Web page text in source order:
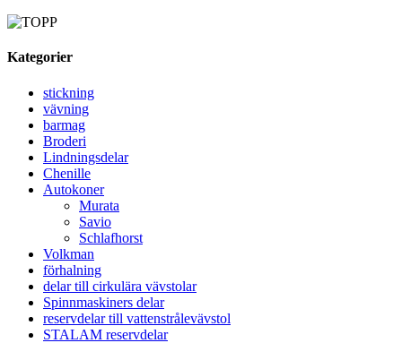
Kategorier
stickning
vävning
barmag
Broderi
Lindningsdelar
Chenille
Autokoner
Murata
Savio
Schlafhorst
Volkman
förhalning
delar till cirkulära vävstolar
Spinnmaskiners delar
reservdelar till vattenstrålevävstol
STALAM reservdelar